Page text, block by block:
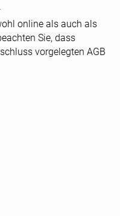
online als auch als
Sie, dass
vorgelegten AGB